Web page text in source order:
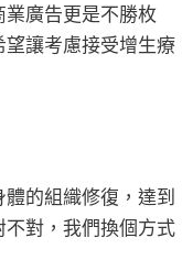
業廣告更是不勝枚
讓考慮接受增生療
的組織修復，達到
不對，我們換個方式